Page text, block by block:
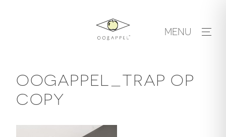
MENU
OOGAPPEL_TRAP OP
COPY